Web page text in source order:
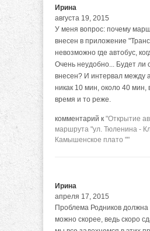
Ирина
августа 19, 2015
У меня вопрос: почему
внесен в приложение
невозможно где автобус,
Очень неудобно... Будет ли
внесен? И интервал между
никак 10 мин, около 40 мин,
время и то реже.
комментарий к "Открытие
маршрута "ул. Тюленина -
Камышенское плато ""
Ирина
апреля 17, 2015
Проблема Родников должна
можно скорее, ведь скоро